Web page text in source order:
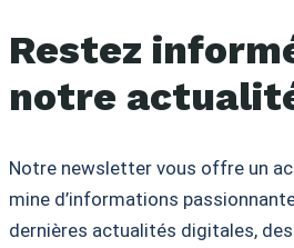
Restez
notre
Notre newsletter vous offre un
mine d’informations
dernières actualités digitales,